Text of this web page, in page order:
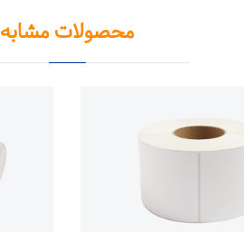
محصولات مشابه